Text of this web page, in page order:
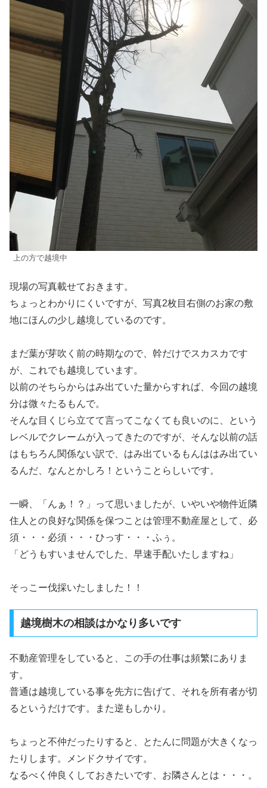
上の方で越境中
現場の写真載せておきます。
ちょっとわかりにくいですが、写真2枚目右側のお家の敷
地にほんの少し越境しているのです。
まだ葉が芽吹く前の時期なので、幹だけでスカスカです
が、これでも越境しています。
以前のそちらからはみ出ていた量からすれば、今回の越境
分は微々たるもんで。
そんな目くじら立てて言ってこなくても良いのに、という
レベルでクレームが入ってきたのですが、そんな以前の話
はもちろん関係ない訳で、はみ出ているもんははみ出てい
るんだ、なんとかしろ！ということらしいです。
一瞬、「んぁ！？」って思いましたが、いやいや物件近隣
住人との良好な関係を保つことは管理不動産屋として、必
須・・・必須・・・ひっす・・・ふぅ。
「どうもすいませんでした、早速手配いたしますね」
そっこー伐採いたしました！！
越境樹木の相談はかなり多いです
不動産管理をしていると、この手の仕事は頻繁にありま
す。
普通は越境している事を先方に告げて、それを所有者が切
るというだけです。また逆もしかり。
ちょっと不仲だったりすると、とたんに問題が大きくなっ
たりします。メンドクサイです。
なるべく仲良くしておきたいです、お隣さんとは・・・。